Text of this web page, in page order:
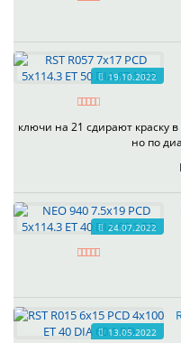
19.10.2022
ключи на 21 сдирают краску
но по
24.07.2022
13.05.2022